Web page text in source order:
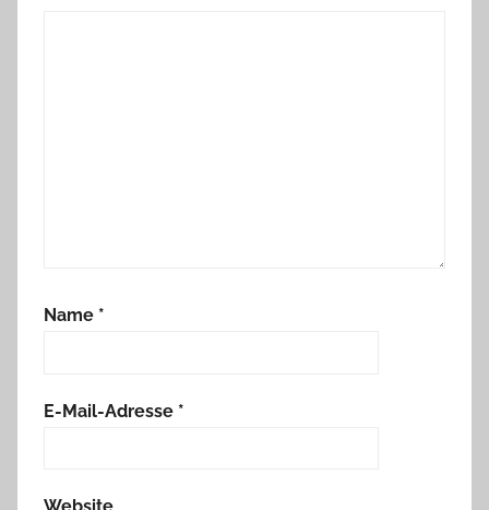
Name *
E-Mail-Adresse *